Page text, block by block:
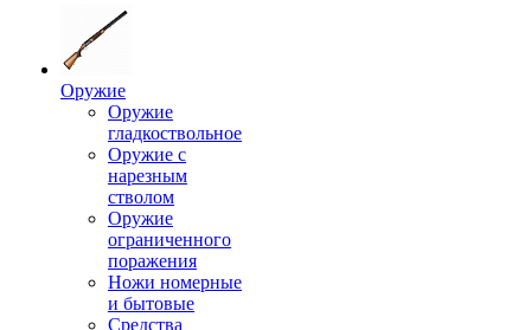
Оружие
Оружие
гладкоствольное
Оружие с
нарезным
стволом
Оружие
ограниченного
поражения
Ножи номерные
и бытовые
Средства